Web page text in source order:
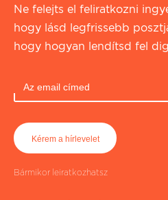
Ne felejts el feliratkozni
hogy lásd legfrissebb
hogy hogyan lendítsd fel
Bármikor leiratkozhatsz